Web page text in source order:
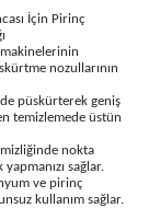
İçin Pirinç
makinelerinin
nozullarının
püskürterek geniş
temizlemede üstün
nokta
sağlar.
ve pirinç
kullanım sağlar.